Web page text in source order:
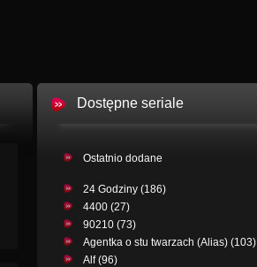
Dostępne seriale
Ostatnio dodane
24 Godziny (186)
4400 (27)
90210 (73)
Agentka o stu twarzach (Alias) (103)
Alf (96)